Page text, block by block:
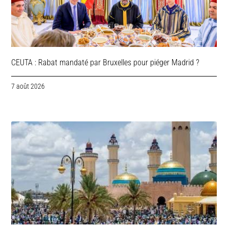
CEUTA : Rabat mandaté par Bruxelles pour piéger Madrid ?
7 août 2026